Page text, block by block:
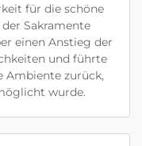
für die schöne
Sakramente
einen Anstieg der
und führte
Ambiente zurück,
wurde.